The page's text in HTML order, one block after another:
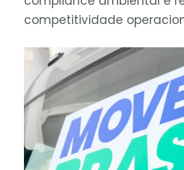
competitividade